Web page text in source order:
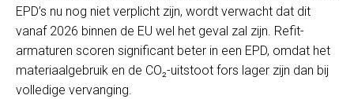
EPD’s nu nog niet verplicht zijn, wordt verwacht dat dit
vanaf 2026 binnen de EU wel het geval zal zijn. Refit-
armaturen scoren significant beter in een EPD, omdat het
materiaalgebruik en de CO₂-uitstoot fors lager zijn dan bij
volledige vervanging.